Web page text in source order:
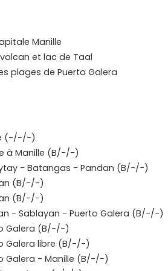
Manille
et lac de Taal
plages de Puerto Galera
(-/-/-)
à Manille (B/-/-)
- Batangas - Pandan (B/-/-)
(B/-/-)
(B/-/-)
- Sablayan - Puerto Galera (B/-/-)
Galera (B/-/-)
Galera libre (B/-/-)
Galera - Manille (B/-/-)